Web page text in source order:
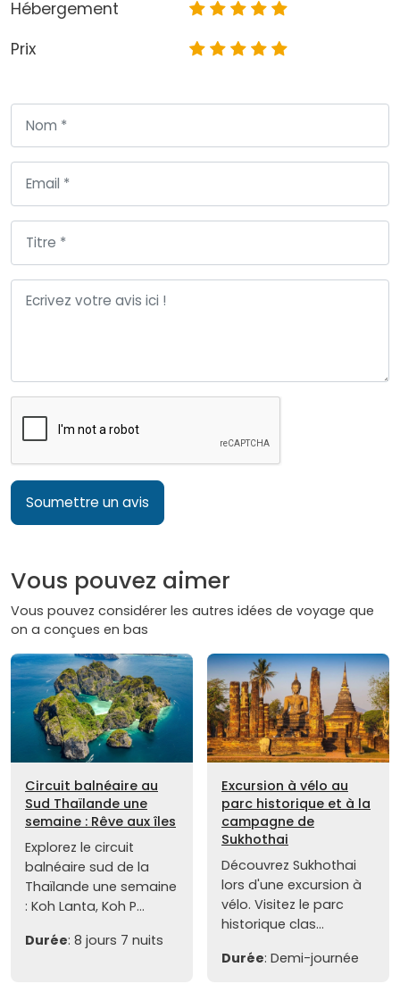
Hébergement
Prix
Soumettre un avis
Vous pouvez aimer
Vous pouvez considérer les autres idées de voyage que
on a conçues en bas
Circuit balnéaire au
Sud Thaïlande une
semaine : Rêve aux îles
Explorez le circuit
balnéaire sud de la
Thaïlande une semaine
: Koh Lanta, Koh P...
Durée: 8 jours 7 nuits
Excursion à vélo au
parc historique et à la
campagne de
Sukhothai
Découvrez Sukhothai
lors d'une excursion à
vélo. Visitez le parc
historique clas...
Durée: Demi-journée